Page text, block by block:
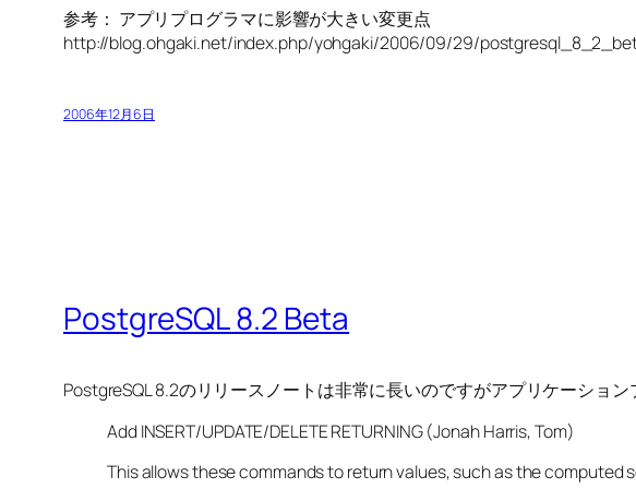
参考： アプリプログラマに影響が大きい変更点
http://blog.ohgaki.net/index.php/yohgaki/2006/09/29/
2006年12月6日
PostgreSQL 8.2 Beta
PostgreSQL 8.2のリリースノートは非常に長いのですがアプリケーショ
Add INSERT/UPDATE/DELETE RETURNING (Jonah Harris, Tom)
This allows these commands to return values, such as the computed